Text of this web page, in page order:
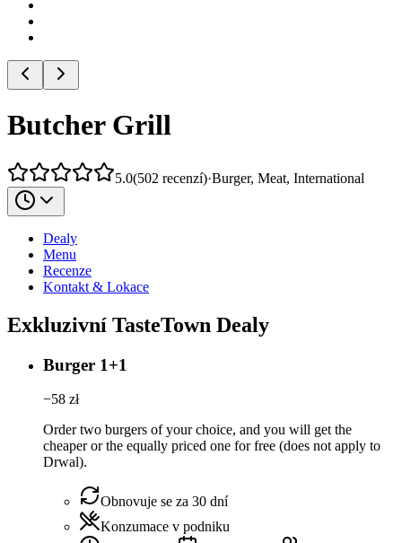
Butcher Grill
5.0(502 recenzí)·Burger, Meat, International
Dealy
Menu
Recenze
Kontakt & Lokace
Exkluzivní TasteTown Dealy
Burger 1+1
−58 zł
Order two burgers of your choice, and you will get the
cheaper or the equally priced one for free (does not apply to
Drwal).
Obnovuje se za 30 dní
Konzumace v podniku